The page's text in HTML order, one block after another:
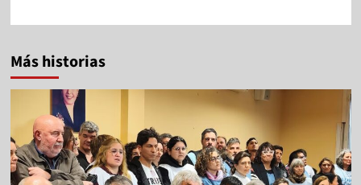
Más historias